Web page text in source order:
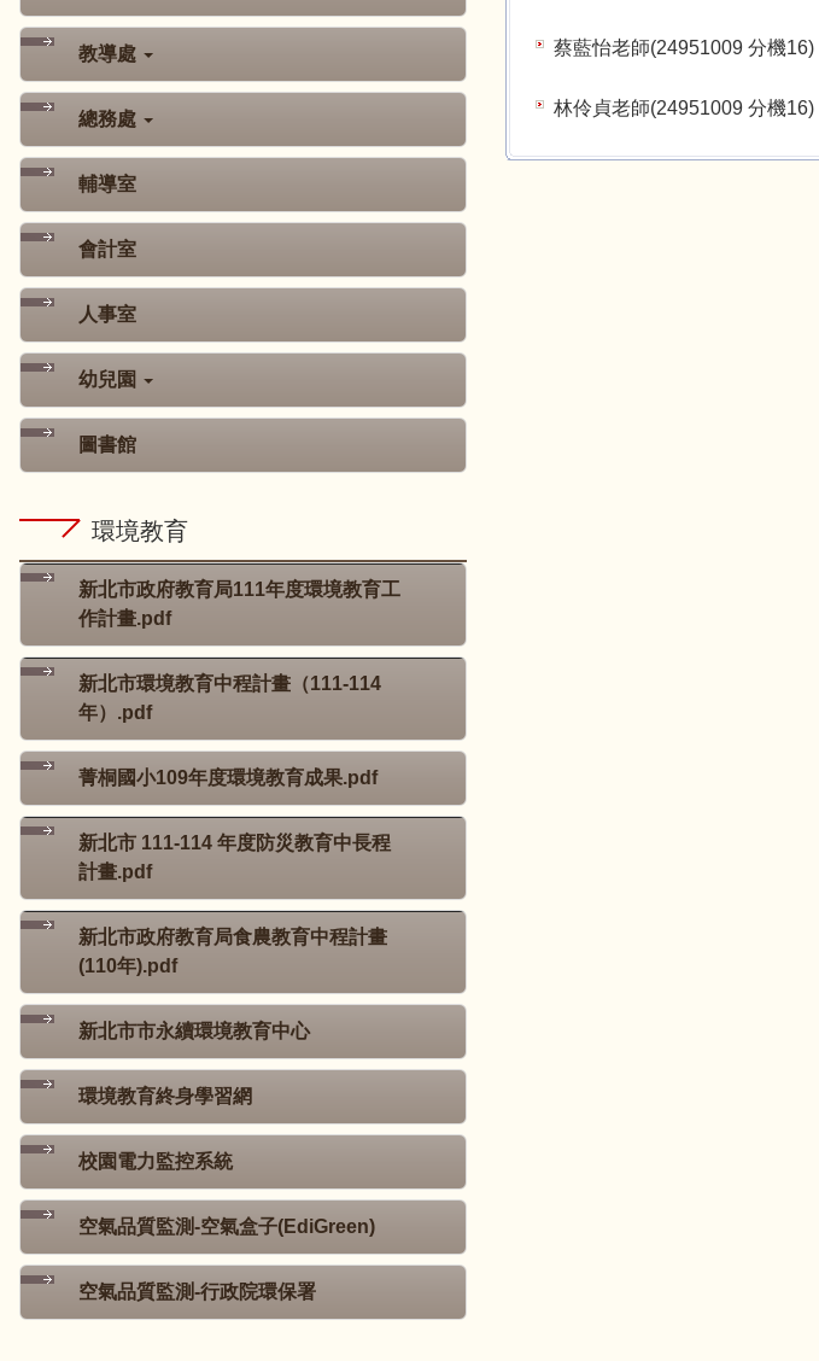
教導處
總務處
輔導室
會計室
人事室
幼兒園
圖書館
環境教育
新北市政府教育局111年度環境教育工
作計畫.pdf
新北市環境教育中程計畫（111-114
年）.pdf
菁桐國小109年度環境教育成果.pdf
新北市 111-114 年度防災教育中長程
計畫.pdf
新北市政府教育局食農教育中程計畫
(110年).pdf
新北市市永續環境教育中心
環境教育終身學習網
校園電力監控系統
空氣品質監測-空氣盒子(EdiGreen)
空氣品質監測-行政院環保署
蔡藍怡老師(24951009 分機16)
林伶貞老師(24951009 分機16)